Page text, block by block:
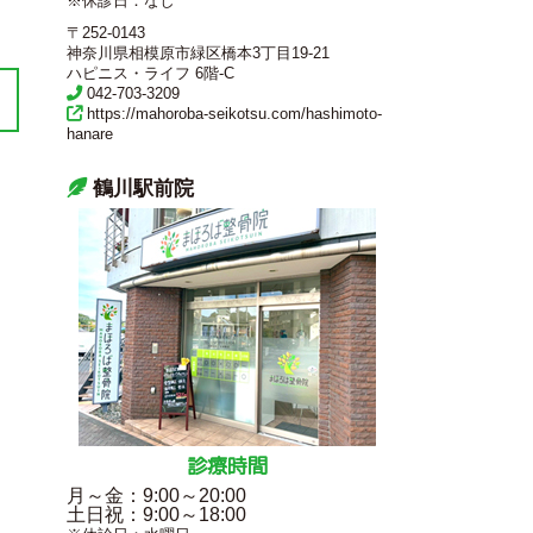
〒252-0143
神奈川県相模原市緑区橋本3丁目19-21
ハピニス・ライフ 6階-C
042-703-3209
https://mahoroba-seikotsu.com/hashimoto-
hanare
鶴川駅前院
診療時間
月～金 ：9:00～20:00
土日祝 ：9:00～18:00